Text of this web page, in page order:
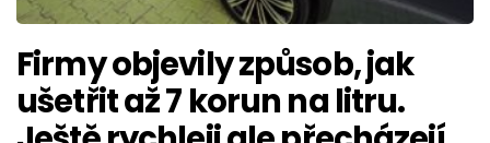
Firmy objevily způsob, jak
ušetřit až 7 korun na litru.